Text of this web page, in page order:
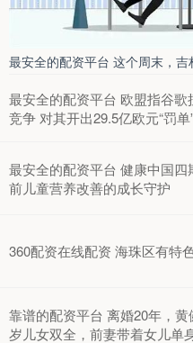
最安全的配资平台 这个周末，吉
最安全的配资平台 欧盟指谷歌
竞争 对其开出29.5亿欧元“罚单
最安全的配资平台 健康中国四
前儿童营养改善的成长守护
360配资在线配资 海珠区有特
靠谱的配资平台 离婚20年，
岁儿女双全，前妻带着女儿单